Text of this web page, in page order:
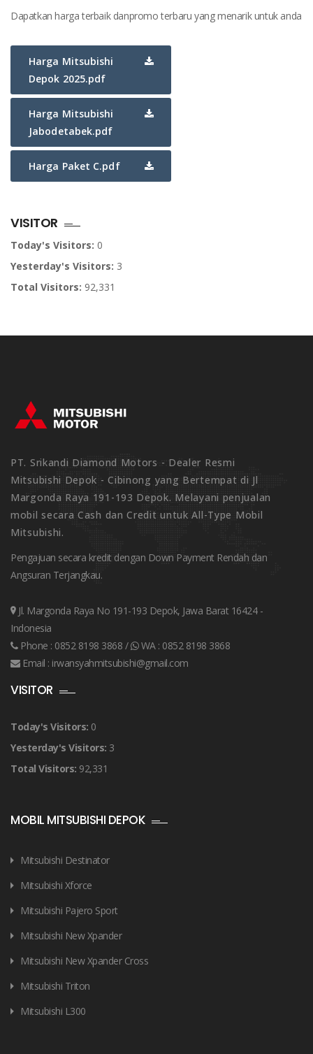
Dapatkan harga terbaik danpromo terbaru yang menarik untuk anda
Harga Mitsubishi
Depok 2025.pdf
Harga Mitsubishi
Jabodetabek.pdf
Harga Paket C.pdf
VISITOR
Today's Visitors: 0
Yesterday's Visitors: 3
Total Visitors: 92,331
PT. Srikandi Diamond Motors - Dealer Resmi
Mitsubishi Depok - Cibinong yang Bertempat di Jl
Margonda Raya 191-193 Depok. Melayani penjualan
mobil secara Cash dan Credit untuk All-Type Mobil
Mitsubishi.
Pengajuan secara kredit dengan Down Payment Rendah dan
Angsuran Terjangkau.
Jl. Margonda Raya No 191-193 Depok, Jawa Barat 16424 -
Indonesia
Phone : 0852 8198 3868 / WA : 0852 8198 3868
Email : irwansyahmitsubishi@gmail.com
VISITOR
Today's Visitors: 0
Yesterday's Visitors: 3
Total Visitors: 92,331
MOBIL MITSUBISHI DEPOK
Mitsubishi Destinator
Mitsubishi Xforce
Mitsubishi Pajero Sport
Mitsubishi New Xpander
Mitsubishi New Xpander Cross
Mitsubishi Triton
Mitsubishi L300